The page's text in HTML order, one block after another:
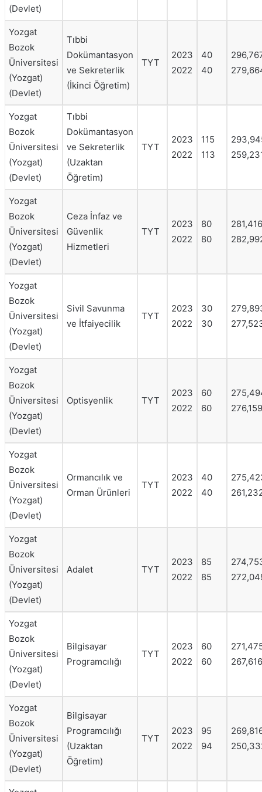
(Devlet)
Yozgat
Bozok
Üniversitesi
(Yozgat)
(Devlet)
Tıbbi
Dokümantasyon
ve Sekreterlik
(İkinci Öğretim)
TYT
2023
2022
40
40
Yozgat
Bozok
Üniversitesi
(Yozgat)
(Devlet)
Tıbbi
Dokümantasyon
ve Sekreterlik
(Uzaktan
Öğretim)
TYT
2023
2022
115
113
Yozgat
Bozok
Üniversitesi
(Yozgat)
(Devlet)
Ceza İnfaz ve
Güvenlik
Hizmetleri
TYT
2023
2022
80
80
281,416
Yozgat
Bozok
Üniversitesi
(Yozgat)
(Devlet)
Sivil Savunma
ve İtfaiyecilik
TYT
2023
2022
30
30
Yozgat
Bozok
Üniversitesi
(Yozgat)
(Devlet)
Optisyenlik TYT
2023
2022
60
60
276,159
Yozgat
Bozok
Üniversitesi
(Yozgat)
(Devlet)
Ormancılık ve
Orman Ürünleri
TYT
2023
2022
40
40
Yozgat
Bozok
Üniversitesi
(Yozgat)
(Devlet)
Adalet TYT
2023
2022
85
85
Yozgat
Bozok
Üniversitesi
(Yozgat)
(Devlet)
Bilgisayar
Programcılığı
TYT
2023
2022
60
60
267,616
Yozgat
Bozok
Üniversitesi
(Yozgat)
(Devlet)
Bilgisayar
Programcılığı
(Uzaktan
Öğretim)
TYT
2023
2022
95
94